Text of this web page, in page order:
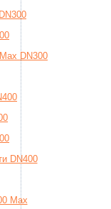
DN300
DN400
Max